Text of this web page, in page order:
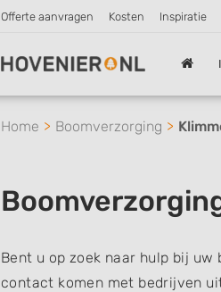
Offerte aanvragen Kosten Inspiratie
Home Boomverzorging
Bent u op zoek naar hulp bij
contact komen met bedrijven